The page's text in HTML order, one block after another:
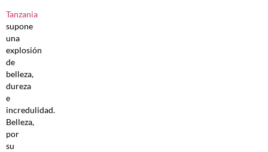
Tanzania
supone
una
explosión
de
belleza,
dureza
e
incredulidad.
Belleza,
por
su